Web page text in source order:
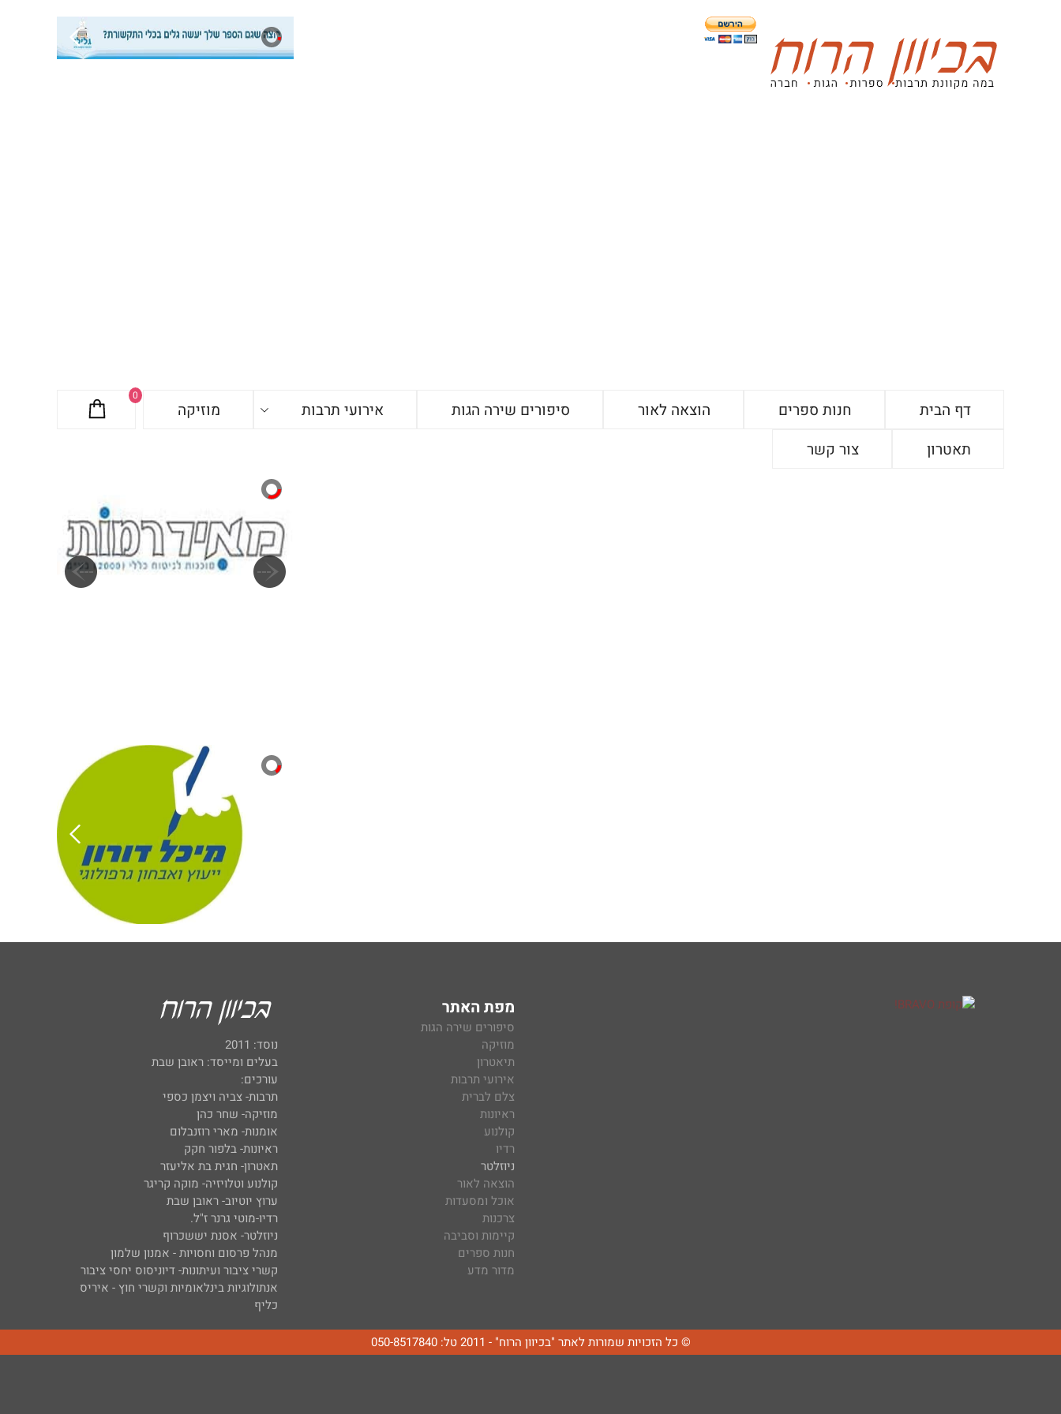
0
דף הבית חנות ספרים הוצאה לאור סיפורים שירה הגות אירועי תרבות
מוזיקה
תאטרון
צור קשר
מפת האתר
סיפורים שירה הגות
מוזיקה
תיאטרון
אירועי תרבות
צלם לברית
ראיונות
קולנוע
רדיו
ניוזלטר
הוצאה לאור
אוכל ומסעדות
צרכנות
קיימות וסביבה
חנות ספרים
מדור מדע
נוסד: 2011
בעלים ומייסד: ראובן שבת
עורכים:
תרבות- צביה ויצמן כספי
מוזיקה- שחר כהן
אומנות- מארי רוזנבלום
ראיונות- בלפור חקק
תאטרון- חגית בת אליעזר
קולנוע וטלויזיה- מוקה קריגר
ערוץ יוטיוב- ראובן שבת
רדיו-מוטי גרנר ז"ל.
ניוזלטר- אסנת יששכרוף
מנהל פרסום וחסויות - אמנון שלמון
קשרי ציבור ועיתונות- דיוניסוס יחסי ציבור
אנתולוגיות בינלאומיות וקשרי חוץ - איריס
כליף
© כל הזכויות שמורות לאתר "בכיוון הרוח" - 2011 טל: 050-8517840